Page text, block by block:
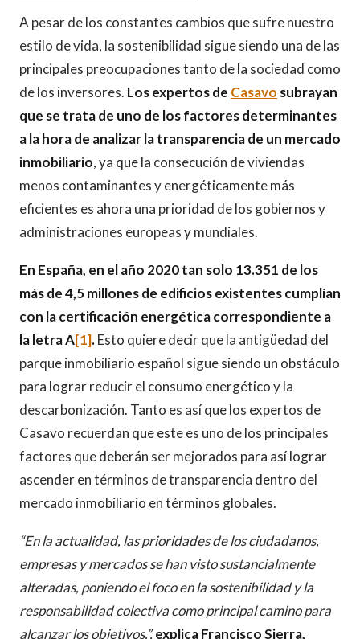
A pesar de los constantes cambios que sufre nuestro
estilo de vida, la sostenibilidad sigue siendo una de las
principales preocupaciones tanto de la sociedad como
de los inversores. Los expertos de Casavo subrayan
que se trata de uno de los factores determinantes
a la hora de analizar la transparencia de un mercado
inmobiliario, ya que la consecución de viviendas
menos contaminantes y energéticamente más
eficientes es ahora una prioridad de los gobiernos y
administraciones europeas y mundiales.
En España, en el año 2020 tan solo 13.351 de los
más de 4,5 millones de edificios existentes cumplían
con la certificación energética correspondiente a
la letra A[1].Esto quiere decir que la antigüedad del
parque inmobiliario español sigue siendo un obstáculo
para lograr reducir el consumo energético y la
descarbonización. Tanto es así que los expertos de
Casavo recuerdan que este es uno de los principales
factores que deberán ser mejorados para así lograr
ascender en términos de transparencia dentro del
mercado inmobiliario en términos globales.
“En la actualidad, las prioridades de los ciudadanos,
empresas y mercados se han visto sustancialmente
alteradas, poniendo el foco en la sostenibilidad y la
responsabilidad colectiva como principal camino para
alcanzar los objetivos.”,explica Francisco Sierra,